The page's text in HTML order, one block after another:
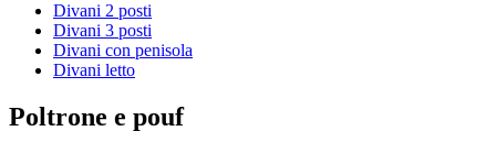
Divani 2 posti
Divani 3 posti
Divani con penisola
Divani letto
Poltrone e pouf